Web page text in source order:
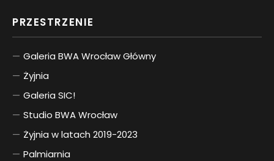
PRZESTRZENIE
Galeria BWA Wrocław Główny
Żyjnia
Galeria SIC!
Studio BWA Wrocław
Żyjnia w latach 2019-2023
Palmiarnia